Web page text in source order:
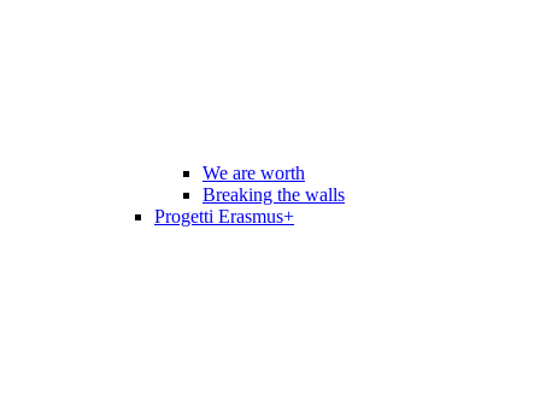
We are worth
Breaking the walls
Progetti Erasmus+